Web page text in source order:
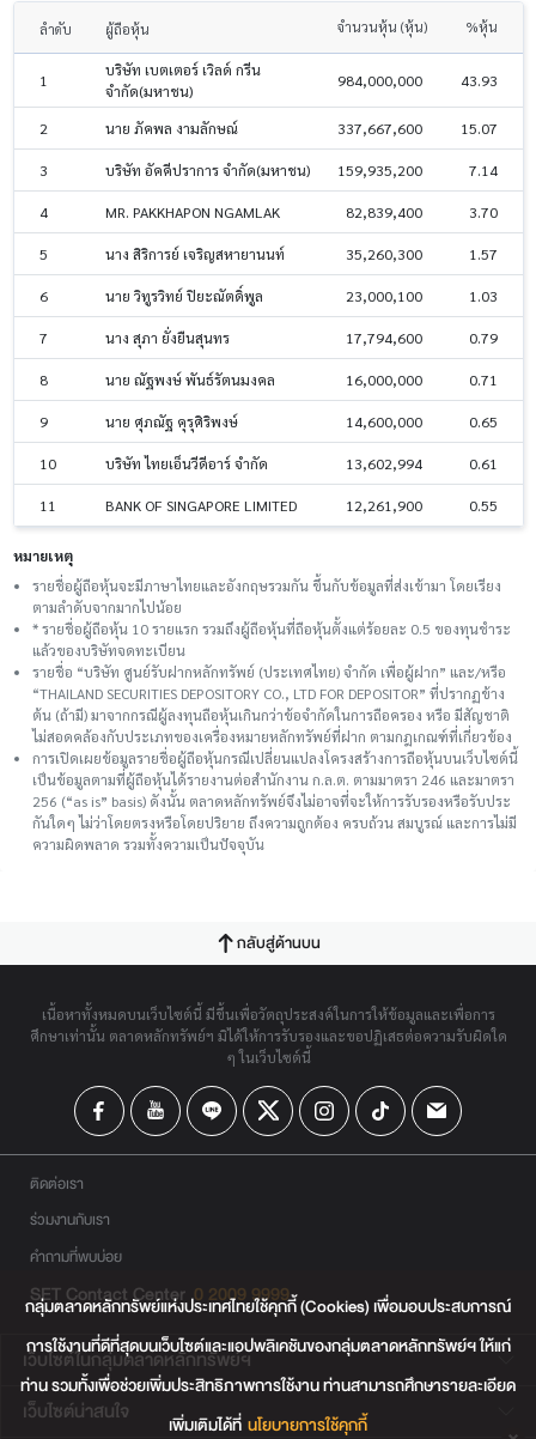
ลำดับ ผู้ถือหุ้น จำนวนหุ้น (หุ้น) %หุ้น
1
บริษัท เบตเตอร์ เวิลด์ กรีน
จำกัด(มหาชน)
984,000,000 43.93
2 นาย ภัคพล งามลักษณ์ 337,667,600 15.07
3 บริษัท อัคคีปราการ จำกัด(มหาชน) 159,935,200 7.14
4 MR. PAKKHAPON NGAMLAK 82,839,400 3.70
5 นาง สิริการย์ เจริญสหายานนท์ 35,260,300 1.57
6 นาย วิทูรวิทย์ ปิยะณัตดิ์พูล 23,000,100 1.03
7 นาง สุภา ยั่งยืนสุนทร 17,794,600 0.79
8 นาย ณัฐพงษ์ พันธ์รัตนมงคล 16,000,000 0.71
9 นาย ศุภณัฐ คุรุศิริพงษ์ 14,600,000 0.65
10 บริษัท ไทยเอ็นวีดีอาร์ จำกัด 13,602,994 0.61
11 BANK OF SINGAPORE LIMITED 12,261,900 0.55
หมายเหตุ
รายชื่อผู้ถือหุ้นจะมีภาษาไทยและอังกฤษรวมกัน ขึ้นกับข้อมูลที่ส่งเข้ามา โดยเรียง
ตามลำดับจากมากไปน้อย
* รายชื่อผู้ถือหุ้น 10 รายแรก รวมถึงผู้ถือหุ้นที่ถือหุ้นตั้งแต่ร้อยละ 0.5 ของทุนชําระ
แล้วของบริษัทจดทะเบียน
รายชื่อ “บริษัท ศูนย์รับฝากหลักทรัพย์ (ประเทศไทย) จำกัด เพื่อผู้ฝาก” และ/หรือ
“THAILAND SECURITIES DEPOSITORY CO., LTD FOR DEPOSITOR” ที่ปรากฏข้าง
ต้น (ถ้ามี) มาจากกรณีผู้ลงทุนถือหุ้นเกินกว่าข้อจำกัดในการถือครอง หรือ มีสัญชาติ
ไม่สอดคล้องกับประเภทของเครื่องหมายหลักทรัพย์ที่ฝาก ตามกฎเกณฑ์ที่เกี่ยวข้อง
การเปิดเผยข้อมูลรายชื่อผู้ถือหุ้นกรณีเปลี่ยนแปลงโครงสร้างการถือหุ้นบนเว็บไซต์นี้
เป็นข้อมูลตามที่ผู้ถือหุ้นได้รายงานต่อสำนักงาน ก.ล.ต. ตามมาตรา 246 และมาตรา
256 (“as is” basis) ดังนั้น ตลาดหลักทรัพย์จึงไม่อาจที่จะให้การรับรองหรือรับประ
กันใดๆ ไม่ว่าโดยตรงหรือโดยปริยาย ถึงความถูกต้อง ครบถ้วน สมบูรณ์ และการไม่มี
ความผิดพลาด รวมทั้งความเป็นปัจจุบัน
กลับสู่ด้านบน
เนื้อหาทั้งหมดบนเว็บไซต์นี้ มีขึ้นเพื่อวัตถุประสงค์ในการให้ข้อมูลและเพื่อการ
ศึกษาเท่านั้น ตลาดหลักทรัพย์ฯ มิได้ให้การรับรองและขอปฏิเสธต่อความรับผิดใด
ๆ ในเว็บไซต์นี้
ติดต่อเรา
ร่วมงานกับเรา
คำถามที่พบบ่อย
SET Contact Center 0 2009 9999
เว็บไซต์ในกลุ่มตลาดหลักทรัพย์ฯ
เว็บไซต์น่าสนใจ
กลุ่มตลาดหลักทรัพย์แห่งประเทศไทยใช้คุกกี้ (Cookies) เพื่อมอบประสบการณ์
การใช้งานที่ดีที่สุดบนเว็บไซต์และแอปพลิเคชันของกลุ่มตลาดหลักทรัพย์ฯ ให้แก่
ท่าน รวมทั้งเพื่อช่วยเพิ่มประสิทธิภาพการใช้งาน ท่านสามารถศึกษารายละเอียด
เพิ่มเติมได้ที่ นโยบายการใช้คุกกี้